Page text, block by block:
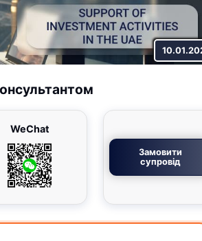
WeChat
Замовити
супровід